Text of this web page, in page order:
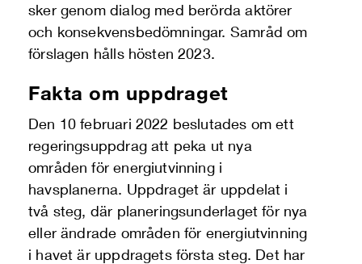
sker genom dialog med berörda aktörer
och konsekvensbedömningar. Samråd om
förslagen hålls hösten 2023.
Fakta om uppdraget
Den 10 februari 2022 beslutades om ett
regeringsuppdrag att peka ut nya
områden för energiutvinning i
havsplanerna. Uppdraget är uppdelat i
två steg, där planeringsunderlaget för nya
eller ändrade områden för energiutvinning
i havet är uppdragets första steg. Det har